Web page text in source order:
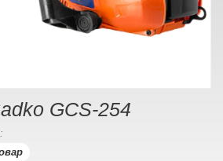
GCS-254